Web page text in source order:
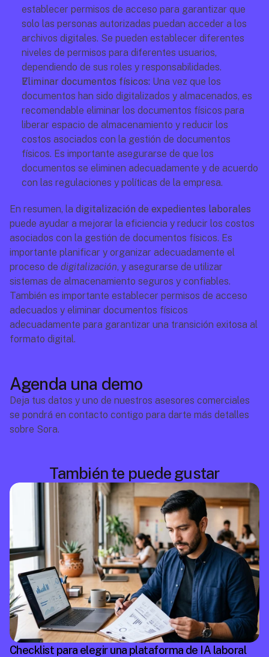
establecer permisos de acceso para garantizar que
solo las personas autorizadas puedan acceder a los
archivos digitales. Se pueden establecer diferentes
niveles de permisos para diferentes usuarios,
dependiendo de sus roles y responsabilidades.
Eliminar documentos físicos: Una vez que los
documentos han sido digitalizados y almacenados, es
recomendable eliminar los documentos físicos para
liberar espacio de almacenamiento y reducir los
costos asociados con la gestión de documentos
físicos. Es importante asegurarse de que los
documentos se eliminen adecuadamente y de acuerdo
con las regulaciones y políticas de la empresa.
En resumen, la digitalización de expedientes laborales
puede ayudar a mejorar la eficiencia y reducir los costos
asociados con la gestión de documentos físicos. Es
importante planificar y organizar adecuadamente el
proceso de digitalización, y asegurarse de utilizar
sistemas de almacenamiento seguros y confiables.
También es importante establecer permisos de acceso
adecuados y eliminar documentos físicos
adecuadamente para garantizar una transición exitosa al
formato digital.
Agenda una demo
Deja tus datos y uno de nuestros asesores comerciales
se pondrá en contacto contigo para darte más detalles
sobre Sora.
También te puede gustar
Checklist para elegir una plataforma de IA laboral